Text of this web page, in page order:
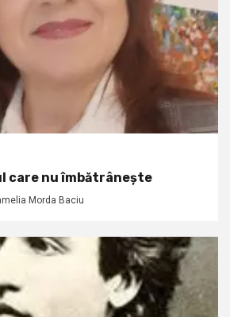
care nu îmbătrânește
Morda Baciu